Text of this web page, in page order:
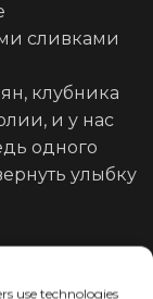
use technologies
сливками
клубника
и у нас
одного
улыбку
и